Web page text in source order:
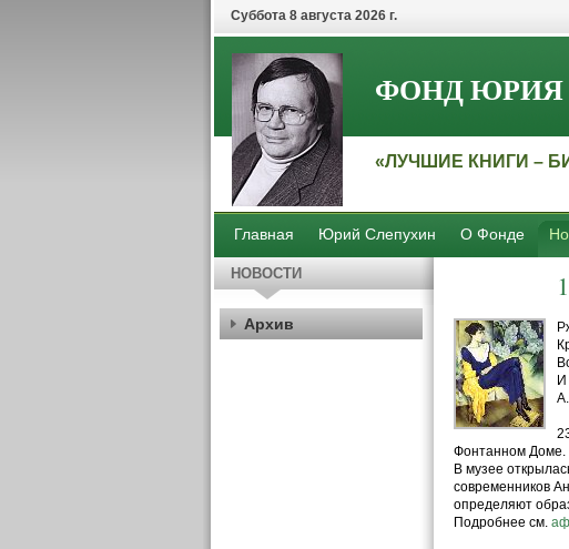
Суббота 8 августа 2026 г.
ФОНД ЮРИЯ
«ЛУЧШИЕ КНИГИ –
Главная Юрий Слепухин О Фонде
И
Фонтанном Доме.
В музее
современников
определяют
Подробнее см.
НОВОСТИ
Архив